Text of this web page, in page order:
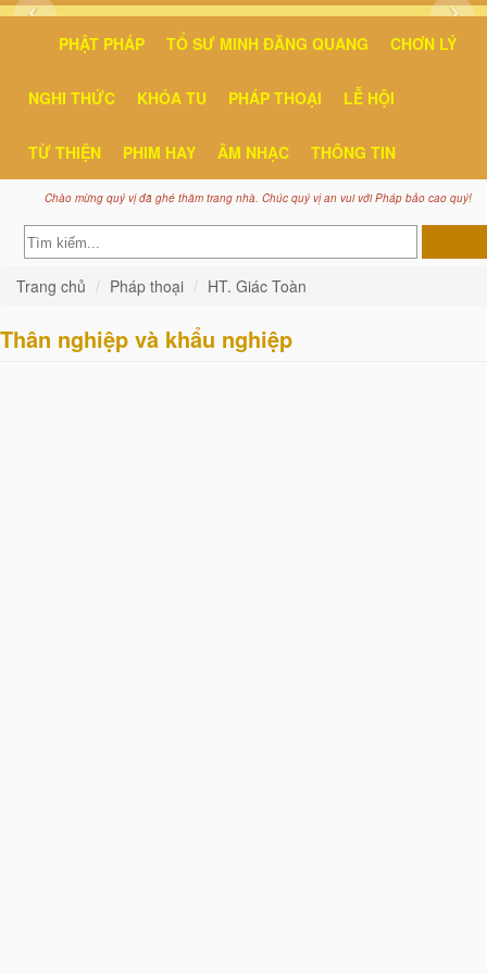
PHẬT PHÁP TỔ SƯ MINH ĐĂNG QUANG CHƠN LÝ
NGHI THỨC KHÓA TU PHÁP THOẠI LỄ HỘI
TỪ THIỆN PHIM HAY ÂM NHẠC THÔNG TIN
Chào mừng quý vị đã ghé thăm trang nhà. Chúc quý vị an vui với Pháp bảo cao quý!
Trang chủ Pháp thoại HT. Giác Toàn
Thân nghiệp và khẩu nghiệp